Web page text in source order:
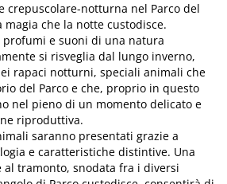
crepuscolare-notturna nel Parco del
che la notte custodisce.
e suoni di una natura
si risveglia dal lungo inverno,
rapaci notturni, speciali animali che
del Parco e che, proprio in questo
nel pieno di un momento delicato e
riproduttiva.
saranno presentati grazie a
e caratteristiche distintive. Una
al tramonto, snodata fra i diversi